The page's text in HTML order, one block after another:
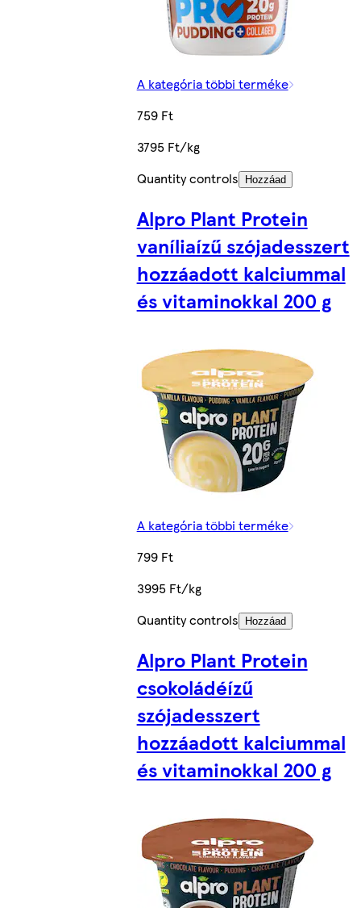
A kategória többi terméke
759 Ft
3795 Ft/kg
Quantity controls
Hozzáad
Alpro Plant Protein
vaníliaízű szójadesszert
hozzáadott kalciummal
és vitaminokkal 200 g
A kategória többi terméke
799 Ft
3995 Ft/kg
Quantity controls
Hozzáad
Alpro Plant Protein
csokoládéízű
szójadesszert
hozzáadott kalciummal
és vitaminokkal 200 g